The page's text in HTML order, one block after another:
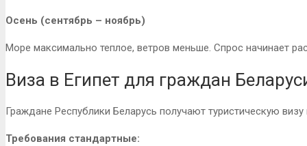
Осень (сентябрь – ноябрь)
Море максимально теплое, ветров меньше. Спрос начинает
Виза в Египет для граждан
Граждане Республики Беларусь получают туристическую
Требования стандартные: